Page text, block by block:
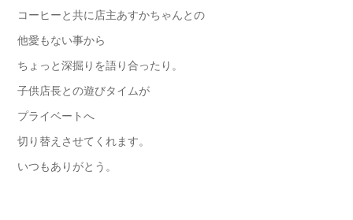
コーヒーと共に店主あすかちゃんとの
他愛もない事から
ちょっと深掘りを語り合ったり。
子供店長との遊びタイムが
プライベートへ
切り替えさせてくれます。
いつもありがとう。